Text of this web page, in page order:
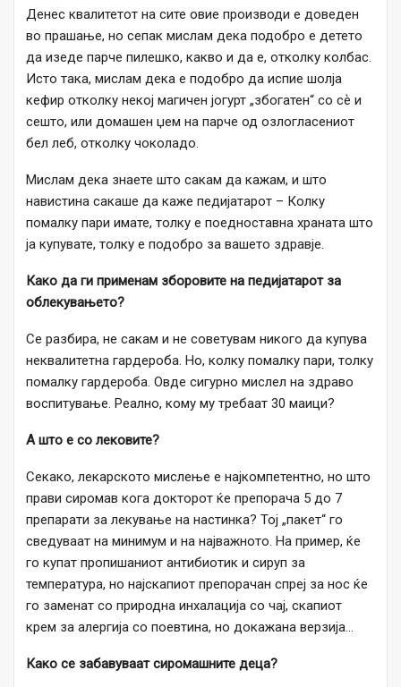
Денес квалитетот на сите овие производи е доведен
во прашање, но сепак мислам дека подобро е детето
да изеде парче пилешко, какво и да е, отколку колбас.
Исто така, мислам дека е подобро да испие шолја
кефир отколку некој магичен јогурт „збогатен“ со сѐ и
сешто, или домашен џем на парче од озлогласениот
бел леб, отколку чоколадо.
Мислам дека знаете што сакам да кажам, и што
навистина сакаше да каже педијатарот – Колку
помалку пари имате, толку е поедноставна храната што
ја купувате, толку е подобро за вашето здравје.
Како да ги применам зборовите на педијатарот за
облекувањето?
Се разбира, не сакам и не советувам никого да купува
неквалитетна гардероба. Но, колку помалку пари, толку
помалку гардероба. Овде сигурно мислел на здраво
воспитување. Реално, кому му требаат 30 маици?
А што е со лековите?
Секако, лекарското мислење е најкомпетентно, но што
прави сиромав кога докторот ќе препорача 5 до 7
препарати за лекување на настинка? Тој „пакет“ го
сведуваат на минимум и на најважното. На пример, ќе
го купат пропишаниот антибиотик и сируп за
температура, но најскапиот препорачан спреј за нос ќе
го заменат со природна инхалација со чај, скапиот
крем за алергија со поевтина, но докажана верзија…
Како се забавуваат сиромашните деца?